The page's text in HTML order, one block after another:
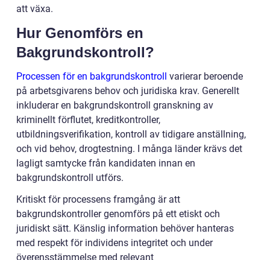
att växa.
Hur Genomförs en
Bakgrundskontroll?
Processen för en bakgrundskontroll
varierar beroende
på arbetsgivarens behov och juridiska krav. Generellt
inkluderar en bakgrundskontroll granskning av
kriminellt förflutet, kreditkontroller,
utbildningsverifikation, kontroll av tidigare anställning,
och vid behov, drogtestning. I många länder krävs det
lagligt samtycke från kandidaten innan en
bakgrundskontroll utförs.
Kritiskt för processens framgång är att
bakgrundskontroller genomförs på ett etiskt och
juridiskt sätt. Känslig information behöver hanteras
med respekt för individens integritet och under
överensstämmelse med relevant